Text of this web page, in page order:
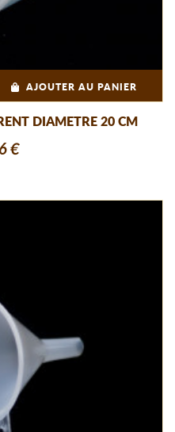
AJOUTER AU PANIER
DIAMETRE 20 CM
€